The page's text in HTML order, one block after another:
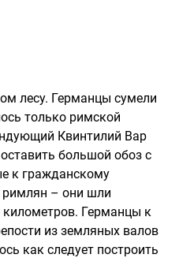
лесу. Германцы сумели
только римской
Квинтилий Вар
большой обоз с
к гражданскому
римлян – они шли
километров. Германцы к
из земляных валов
как следует построить